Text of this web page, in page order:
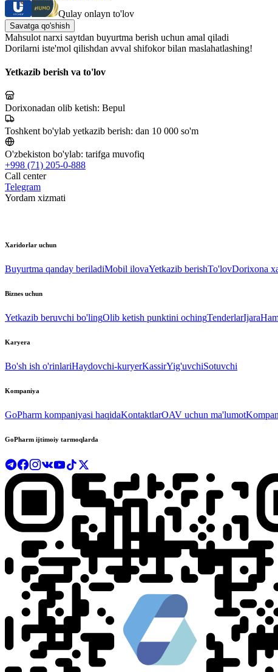
Qulay onlayn to'lov
Savatga qo'shish
Mahsulot narxi saytdan buyurtma berish uchun amal qiladi
Dorilarni iste'mol qilishdan avval shifokor bilan maslahatlashing!
Yetkazib berish va to'lov
Dorixonadan olib ketish: Bepul
Toshkent bo'ylab yetkazib berish: dan 10 000 so'm
O'zbekiston bo'ylab: tarifga muvofiq
+998 (71) 205-0-888
Call center
Telegram
Yordam xizmati
Xaridorlar uchun
Buyurtma qanday beriladiMobil ilovaYetkazib berishTo'lovDorixona
Biznes uchun
Yetkazib beruvchi bo'lingOlib ketish punktini ochingTenderlarIjara
Karyera
Bo'sh ish o'rinlariHaydovchi-kuryerKassirYig'uvchiSotuvchi
Kompaniya
GoPharm kompaniyasi haqidaKontaktlarOAV uchun ma'lumot
GoPharm ijtimoiy tarmoqlarda